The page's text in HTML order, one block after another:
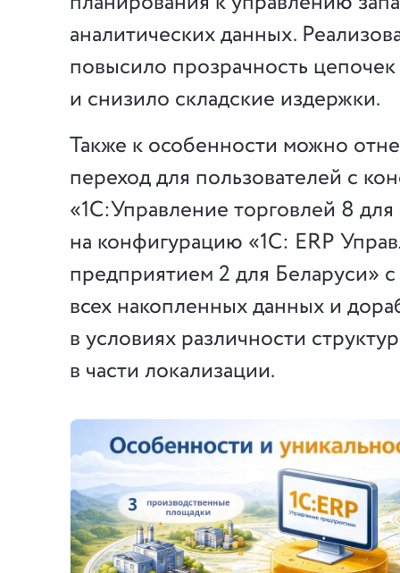
аналитических данных.
повысило прозрачность
и снизило складские издержки.
Также к особенности можно
переход для пользователей с
«1С:Управление торговлей 8
на конфигурацию «1С: ERP
предприятием 2 для Беларуси»
всех накопленных данных и
в условиях различности
в части локализации.